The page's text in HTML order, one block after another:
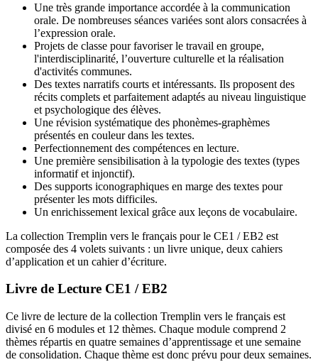
Une très grande importance accordée à la communication
orale. De nombreuses séances variées sont alors consacrées à
l’expression orale.
Projets de classe pour favoriser le travail en groupe,
l'interdisciplinarité, l’ouverture culturelle et la réalisation
d'activités communes.
Des textes narratifs courts et intéressants. Ils proposent des
récits complets et parfaitement adaptés au niveau linguistique
et psychologique des élèves.
Une révision systématique des phonèmes-graphèmes
présentés en couleur dans les textes.
Perfectionnement des compétences en lecture.
Une première sensibilisation à la typologie des textes (types
informatif et injonctif).
Des supports iconographiques en marge des textes pour
présenter les mots difficiles.
Un enrichissement lexical grâce aux leçons de vocabulaire.
La collection Tremplin vers le français pour le CE1 / EB2 est
composée des 4 volets suivants : un livre unique, deux cahiers
d’application et un cahier d’écriture.
Livre de Lecture CE1 / EB2
Ce livre de lecture de la collection Tremplin vers le français est
divisé en 6 modules et 12 thèmes. Chaque module comprend 2
thèmes répartis en quatre semaines d’apprentissage et une semaine
de consolidation. Chaque thème est donc prévu pour deux semaines.